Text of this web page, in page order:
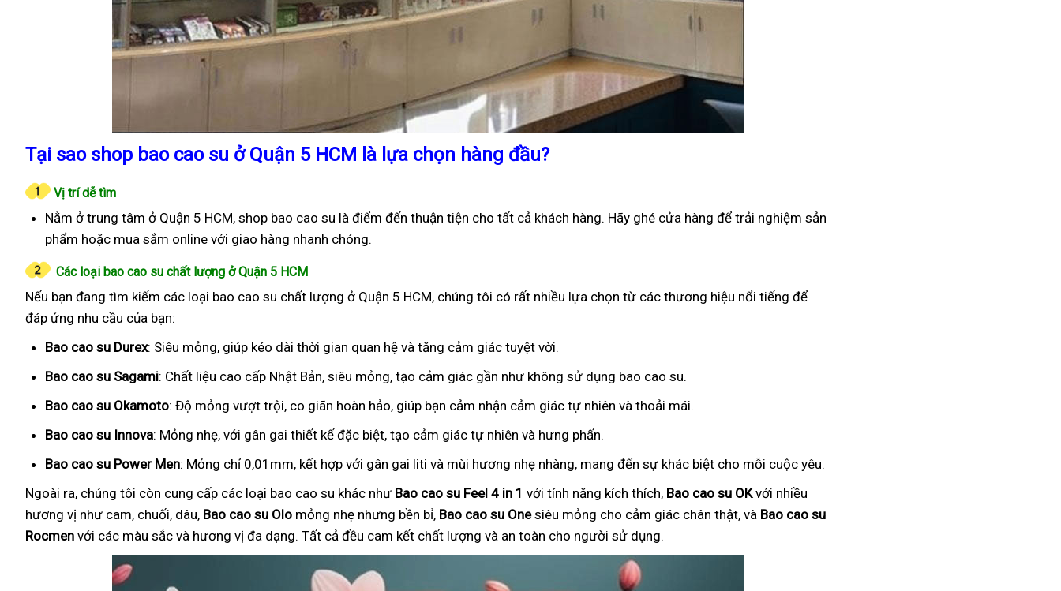
Tại sao shop bao cao su ở Quận 5 HCM là lựa chọn hàng đầu?
Vị trí dễ tìm
Nằm ở trung tâm ở Quận 5 HCM, shop bao cao su là điểm đến thuận tiện cho tất cả khách hàng. Hãy ghé cửa hàng để trải nghiệm sản
phẩm hoặc mua sắm online với giao hàng nhanh chóng.
Các loại bao cao su chất lượng ở Quận 5 HCM
Nếu bạn đang tìm kiếm các loại bao cao su chất lượng ở Quận 5 HCM, chúng tôi có rất nhiều lựa chọn từ các thương hiệu nổi tiếng để
đáp ứng nhu cầu của bạn:
Bao cao su Durex: Siêu mỏng, giúp kéo dài thời gian quan hệ và tăng cảm giác tuyệt vời.
Bao cao su Sagami: Chất liệu cao cấp Nhật Bản, siêu mỏng, tạo cảm giác gần như không sử dụng bao cao su.
Bao cao su Okamoto: Độ mỏng vượt trội, co giãn hoàn hảo, giúp bạn cảm nhận cảm giác tự nhiên và thoải mái.
Bao cao su Innova: Mỏng nhẹ, với gân gai thiết kế đặc biệt, tạo cảm giác tự nhiên và hưng phấn.
Bao cao su Power Men: Mỏng chỉ 0,01mm, kết hợp với gân gai liti và mùi hương nhẹ nhàng, mang đến sự khác biệt cho mỗi cuộc yêu.
Ngoài ra, chúng tôi còn cung cấp các loại bao cao su khác như Bao cao su Feel 4 in 1 với tính năng kích thích, Bao cao su OKvới nhiều
hương vị như cam, chuối, dâu, Bao cao su Olo mỏng nhẹ nhưng bền bỉ, Bao cao su Onesiêu mỏng cho cảm giác chân thật, và Bao cao su
Rocmen với các màu sắc và hương vị đa dạng. Tất cả đều cam kết chất lượng và an toàn cho người sử dụng.